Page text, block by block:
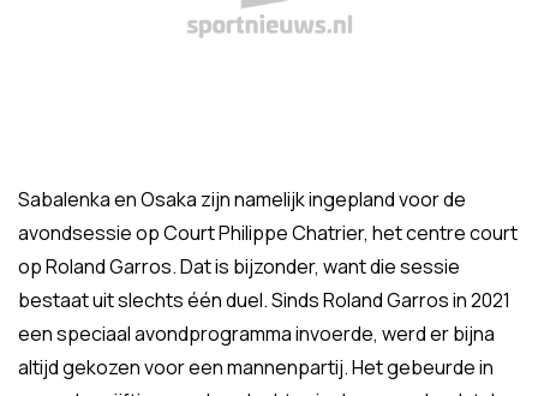
Sabalenka en Osaka zijn namelijk ingepland voor de
avondsessie op Court Philippe Chatrier, het centre court
op Roland Garros. Dat is bijzonder, want die sessie
bestaat uit slechts één duel. Sinds Roland Garros in 2021
een speciaal avondprogramma invoerde, werd er bijna
altijd gekozen voor een mannenpartij. Het gebeurde in